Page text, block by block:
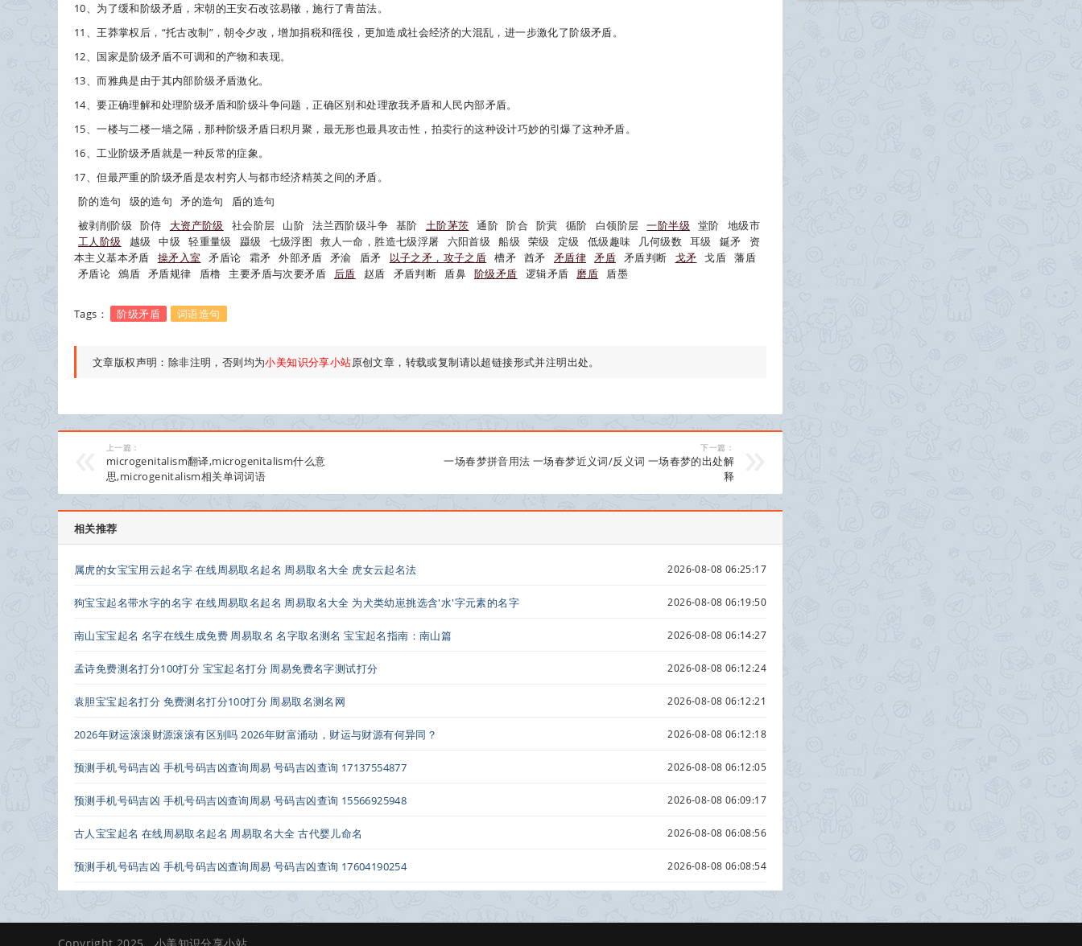
10、为了缓和阶级矛盾 ，宋朝的王安石改弦易辙，施行了青苗法。
11、王莽掌权后，“托古改制”，朝令夕改，增加捐税和徭役，更加造成社会经济的大混乱，进一步激化了阶级矛盾。
12、国家是阶级矛盾不可调和的产物和表现。
13、而雅典是由于其内部阶级矛盾激化。
14、要正确理解和处理阶级矛盾和阶级斗争问题，正确区别和处理敌我矛盾和人民内部矛盾。
15、一楼与二楼一墙之隔，那种阶级矛盾日积月聚，最无形也最具攻击性，拍卖行的这种设计巧妙的引爆了这种矛盾。
16、工业阶级矛盾就是一种反常的症象。
17、但最严重的阶级矛盾是农村穷人与都市经济精英之间的矛盾。
阶的造句
级的造句 矛的造句
盾的造句
被剥削阶级
阶侍 大资产阶级 社会阶层 山阶 法兰西阶级斗争 基阶 土阶茅茨 通阶 阶合 阶蓂 循阶 白领阶层 一阶半级 堂阶
地级市
工人阶级
越级 中级 轻重量级 蹑级 七级浮图 救人一命，胜造七级浮屠 六阳首级 船级 荣级 定级 低级趣味 几何级数 耳级 鋋矛
资
本主义基本矛盾
操矛入室 矛盾论 霜矛 外部矛盾 矛渝 盾矛 以子之矛，攻子之盾 槽矛 酋矛 矛盾律 矛盾 矛盾判断 戈矛 戈盾 藩盾
矛盾论 鳻盾 矛盾规律 盾橹 主要矛盾与次要矛盾 后盾 赵盾 矛盾判断 盾鼻 阶级矛盾 逻辑矛盾 磨盾 盾墨
Tags： 阶级矛盾 词语造句
文章版权声明：除非注明，否则均为小美知识分享小站原创文章，转载或复制请以超链接形式并注明出处。
上一篇：
microgenitalism翻译,microgenitalism什么意
思,microgenitalism相关单词词语
下一篇：
一场春梦拼音用法 一场春梦近义词/反义词 一场春梦的出处解
释
相关推荐
属虎的女宝宝用云起名字 在线周易取名起名 周易取名大全 虎女云起名法 2026-08-08 06:25:17
狗宝宝起名带水字的名字 在线周易取名起名 周易取名大全 为犬类幼崽挑选含'水'字元素的名字 2026-08-08 06:19:50
南山宝宝起名 名字在线生成免费 周易取名 名字取名测名 宝宝起名指南：南山篇 2026-08-08 06:14:27
孟诗免费测名打分100打分 宝宝起名打分 周易免费名字测试打分 2026-08-08 06:12:24
袁胆宝宝起名打分 免费测名打分100打分 周易取名测名网 2026-08-08 06:12:21
2026年财运滚滚财源滚滚有区别吗 2026年财富涌动，财运与财源有何异同？ 2026-08-08 06:12:18
预测手机号码吉凶 手机号码吉凶查询周易 号码吉凶查询 17137554877 2026-08-08 06:12:05
预测手机号码吉凶 手机号码吉凶查询周易 号码吉凶查询 15566925948 2026-08-08 06:09:17
古人宝宝起名 在线周易取名起名 周易取名大全 古代婴儿命名 2026-08-08 06:08:56
预测手机号码吉凶 手机号码吉凶查询周易 号码吉凶查询 17604190254 2026-08-08 06:08:54